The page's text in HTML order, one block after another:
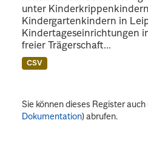
unter
Kindergartenkindern in
Kindertageseinrichtungen
freier Trägerschaft...
CSV
Sie können dieses Register
Dokumentation) abrufen.